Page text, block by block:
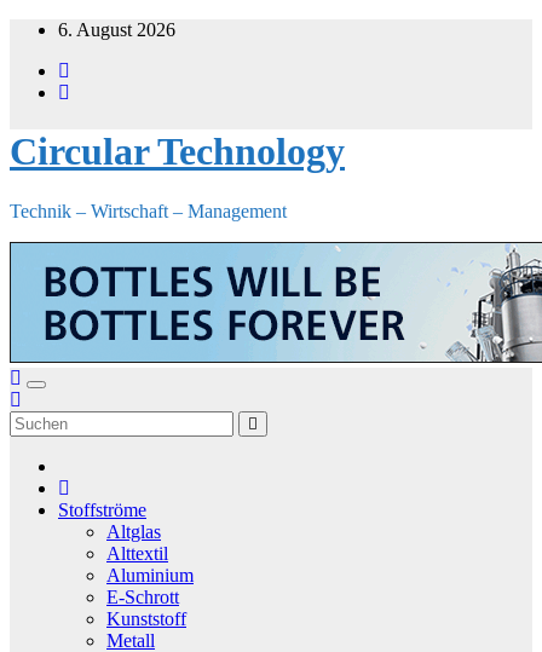
Zum
springen
6. August 2026
Circular Technology
Technik – Wirtschaft – Management
Stoffströme
Altglas
Alttextil
Aluminium
E-Schrott
Kunststoff
Metall